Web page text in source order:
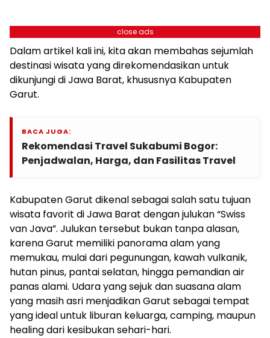
close ads
Dalam artikel kali ini, kita akan membahas sejumlah
destinasi wisata yang direkomendasikan untuk
dikunjungi di Jawa Barat, khususnya Kabupaten
Garut.
BACA JUGA:
Rekomendasi Travel Sukabumi Bogor:
Penjadwalan, Harga, dan Fasilitas Travel
Kabupaten Garut dikenal sebagai salah satu tujuan
wisata favorit di Jawa Barat dengan julukan “Swiss
van Java”. Julukan tersebut bukan tanpa alasan,
karena Garut memiliki panorama alam yang
memukau, mulai dari pegunungan, kawah vulkanik,
hutan pinus, pantai selatan, hingga pemandian air
panas alami. Udara yang sejuk dan suasana alam
yang masih asri menjadikan Garut sebagai tempat
yang ideal untuk liburan keluarga, camping, maupun
healing dari kesibukan sehari-hari.